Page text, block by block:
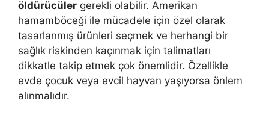
öldürücüler gerekli olabilir. Amerikan
hamamböceği ile mücadele için özel olarak
tasarlanmış ürünleri seçmek ve herhangi bir
sağlık riskinden kaçınmak için talimatları
dikkatle takip etmek çok önemlidir. Özellikle
evde çocuk veya evcil hayvan yaşıyorsa önlem
alınmalıdır.